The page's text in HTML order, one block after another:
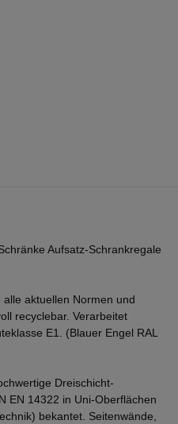
Aufsatz-Schrankregale
aktuellen Normen und
recyclebar. Verarbeitet
E1. (Blauer Engel RAL
Dreischicht-
EN 14322 in Uni-Oberflächen
bekantet. Seitenwände,